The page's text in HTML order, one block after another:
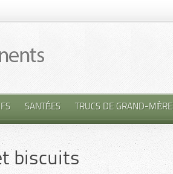
SANTÉES TRUCS DE GRAND-MÈRE
biscuits